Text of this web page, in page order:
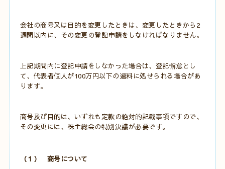
会社の商号又は目的を変更したときは、変更したときから2
週間以内に、その変更の登記申請をしなければなりません。
上記期間内に登記申請をしなかった場合は、登記懈怠とし
て、代表者個人が100万円以下の過料に処せられる場合があ
ります。
商号及び目的は、いずれも定款の絶対的記載事項ですので、
その変更には、株主総会の特別決議が必要です。
（１） 商号について